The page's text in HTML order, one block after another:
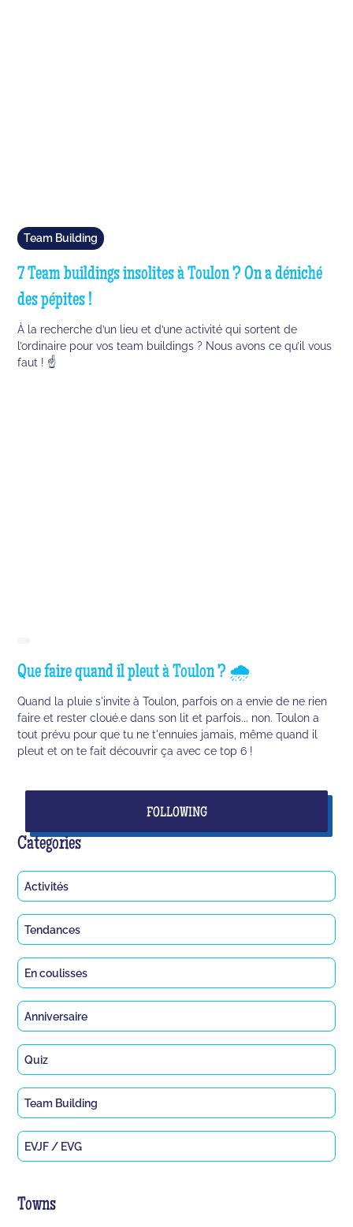
Team Building
7 Team buildings insolites à Toulon ? On a déniché
des pépites !
À la recherche d’un lieu et d’une activité qui sortent de
l’ordinaire pour vos team buildings ? Nous avons ce qu’il vous
faut ! ☝️
Que faire quand il pleut à Toulon ? 🌧️
Quand la pluie s'invite à Toulon, parfois on a envie de ne rien
faire et rester cloué.e dans son lit et parfois... non. Toulon a
tout prévu pour que tu ne t'ennuies jamais, même quand il
pleut et on te fait découvrir ça avec ce top 6 !
FOLLOWING
Categories
Activités
Tendances
En coulisses
Anniversaire
Quiz
Team Building
EVJF / EVG
Towns